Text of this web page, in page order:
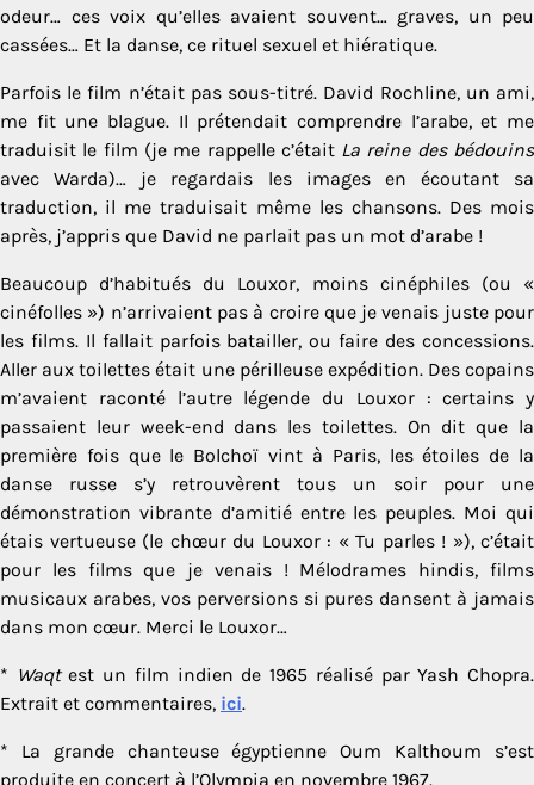
odeur… ces voix qu’elles avaient souvent… graves, un peu
cassées… Et la danse, ce rituel sexuel et hiératique.
Parfois le film n’était pas sous-titré. David Rochline, un ami,
me fit une blague. Il prétendait comprendre l’arabe, et me
traduisit le film (je me rappelle c’était La reine des bédouins
avec Warda)… je regardais les images en écoutant sa
traduction, il me traduisait même les chansons. Des mois
après, j’appris que David ne parlait pas un mot d’arabe !
Beaucoup d’habitués du Louxor, moins cinéphiles (ou «
cinéfolles ») n’arrivaient pas à croire que je venais juste pour
les films. Il fallait parfois batailler, ou faire des concessions.
Aller aux toilettes était une périlleuse expédition. Des copains
m’avaient raconté l’autre légende du Louxor : certains y
passaient leur week-end dans les toilettes. On dit que la
première fois que le Bolchoï vint à Paris, les étoiles de la
danse russe s’y retrouvèrent tous un soir pour une
démonstration vibrante d’amitié entre les peuples. Moi qui
étais vertueuse (le chœur du Louxor : « Tu parles ! »), c’était
pour les films que je venais ! Mélodrames hindis, films
musicaux arabes, vos perversions si pures dansent à jamais
dans mon cœur. Merci le Louxor…
* Waqtest un film indien de 1965 réalisé par Yash Chopra.
Extrait et commentaires, ici.
* La grande chanteuse égyptienne Oum Kalthoum s’est
produite en concert à l’Olympia en novembre 1967.